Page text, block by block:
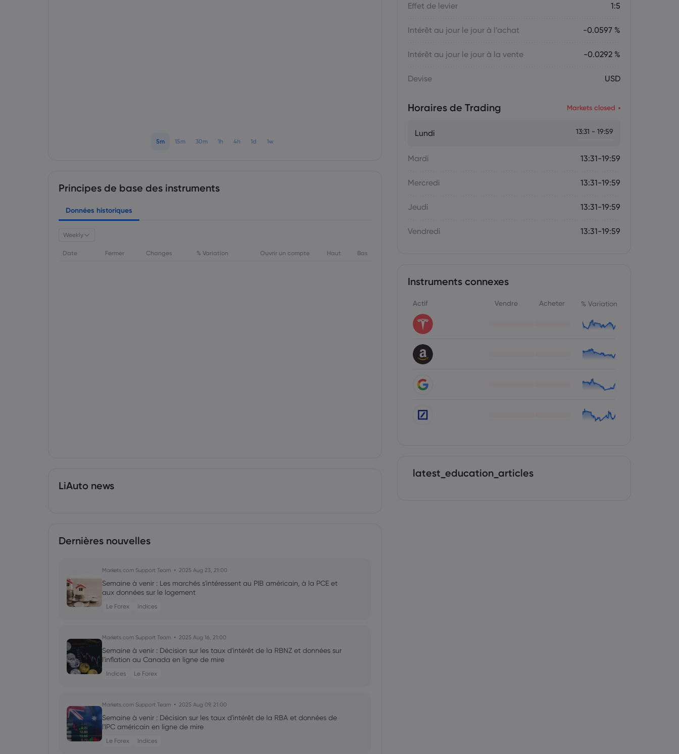
5m 15m 30m 1h 4h 1d 1w
Principes de base des instruments
Données historiques
Weekly
Date Fermer Changes % Variation Ouvrir un compte Haut Bas
LiAuto news
Dernières nouvelles
Markets.com Support Team 2025 Aug 23, 21:00
Semaine à venir : Les marchés s'intéressent au PIB américain, à la PCE et
aux données sur le logement
Le Forex Indices
Markets.com Support Team 2025 Aug 16, 21:00
Semaine à venir : Décision sur les taux d'intérêt de la RBNZ et données sur
l'inflation au Canada en ligne de mire
Indices Le Forex
Markets.com Support Team 2025 Aug 09, 21:00
Semaine à venir : Décision sur les taux d'intérêt de la RBA et données de
l'IPC américain en ligne de mire
Le Forex Indices
Effet de levier 1:5
Intérêt au jour le jour à l’achat -0.0597 %
Intérêt au jour le jour à la vente -0.0292 %
Devise USD
Horaires de Trading Markets closed
Lundi 13:31 - 19:59
Mardi 13:31-19:59
Mercredi 13:31-19:59
Jeudi 13:31-19:59
Vendredi 13:31-19:59
Instruments connexes
Actif Vendre Acheter % Variation
latest_education_articles